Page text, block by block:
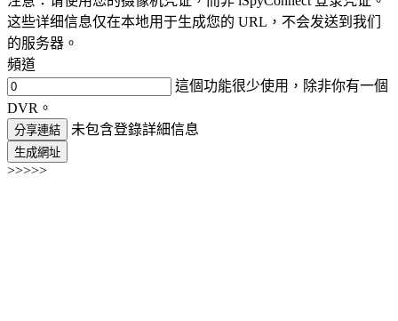
这些详细信息仅在本地用于生成您的 URL，不会发送到我们
的服务器。
頻道
這個功能很少使用，除非你有一個
DVR。
分享連結 未包含登錄詳細信息
生成網址
>>>>>